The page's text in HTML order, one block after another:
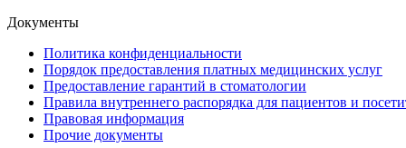
Документы
Политика конфиденциальности
Порядок предоставления платных медицинских услуг
Предоставление гарантий в стоматологии
Правила внутреннего распорядка для пациентов и
Правовая информация
Прочие документы